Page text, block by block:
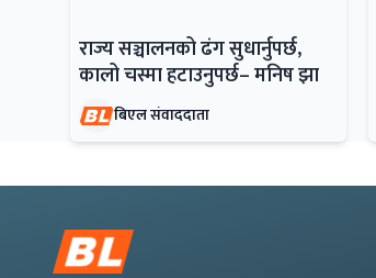
राज्य सञ्चालनको ढंग सुधार्नुपर्छ,
कालो चस्मा हटाउनुपर्छ– मनिष झा
बिएल संवाददाता